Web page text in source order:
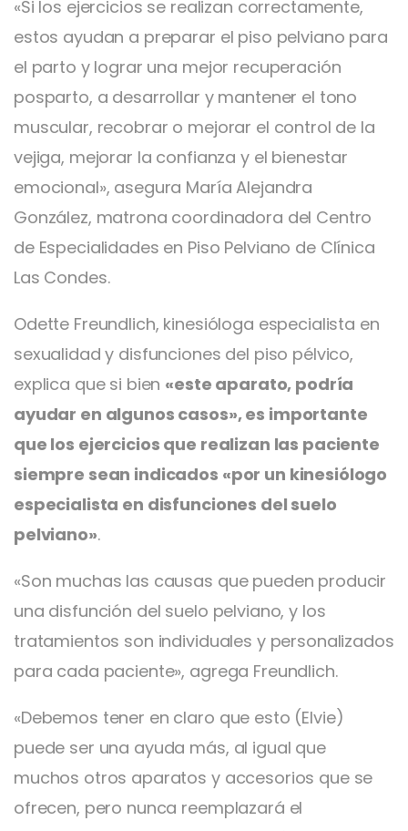
«Si los ejercicios se realizan correctamente,
estos ayudan a preparar el piso pelviano para
el parto y lograr una mejor recuperación
posparto, a desarrollar y mantener el tono
muscular, recobrar o mejorar el control de la
vejiga, mejorar la confianza y el bienestar
emocional», asegura María Alejandra
González, matrona coordinadora del Centro
de Especialidades en Piso Pelviano de Clínica
Las Condes.
Odette Freundlich, kinesióloga especialista en
sexualidad y disfunciones del piso pélvico,
explica que si bien «este aparato, podría
ayudar en algunos casos», es importante
que los ejercicios que realizan las paciente
siempre sean indicados «por un kinesiólogo
especialista en disfunciones del suelo
pelviano».
«Son muchas las causas que pueden producir
una disfunción del suelo pelviano, y los
tratamientos son individuales y personalizados
para cada paciente», agrega Freundlich.
«Debemos tener en claro que esto (Elvie)
puede ser una ayuda más, al igual que
muchos otros aparatos y accesorios que se
ofrecen, pero nunca reemplazará el